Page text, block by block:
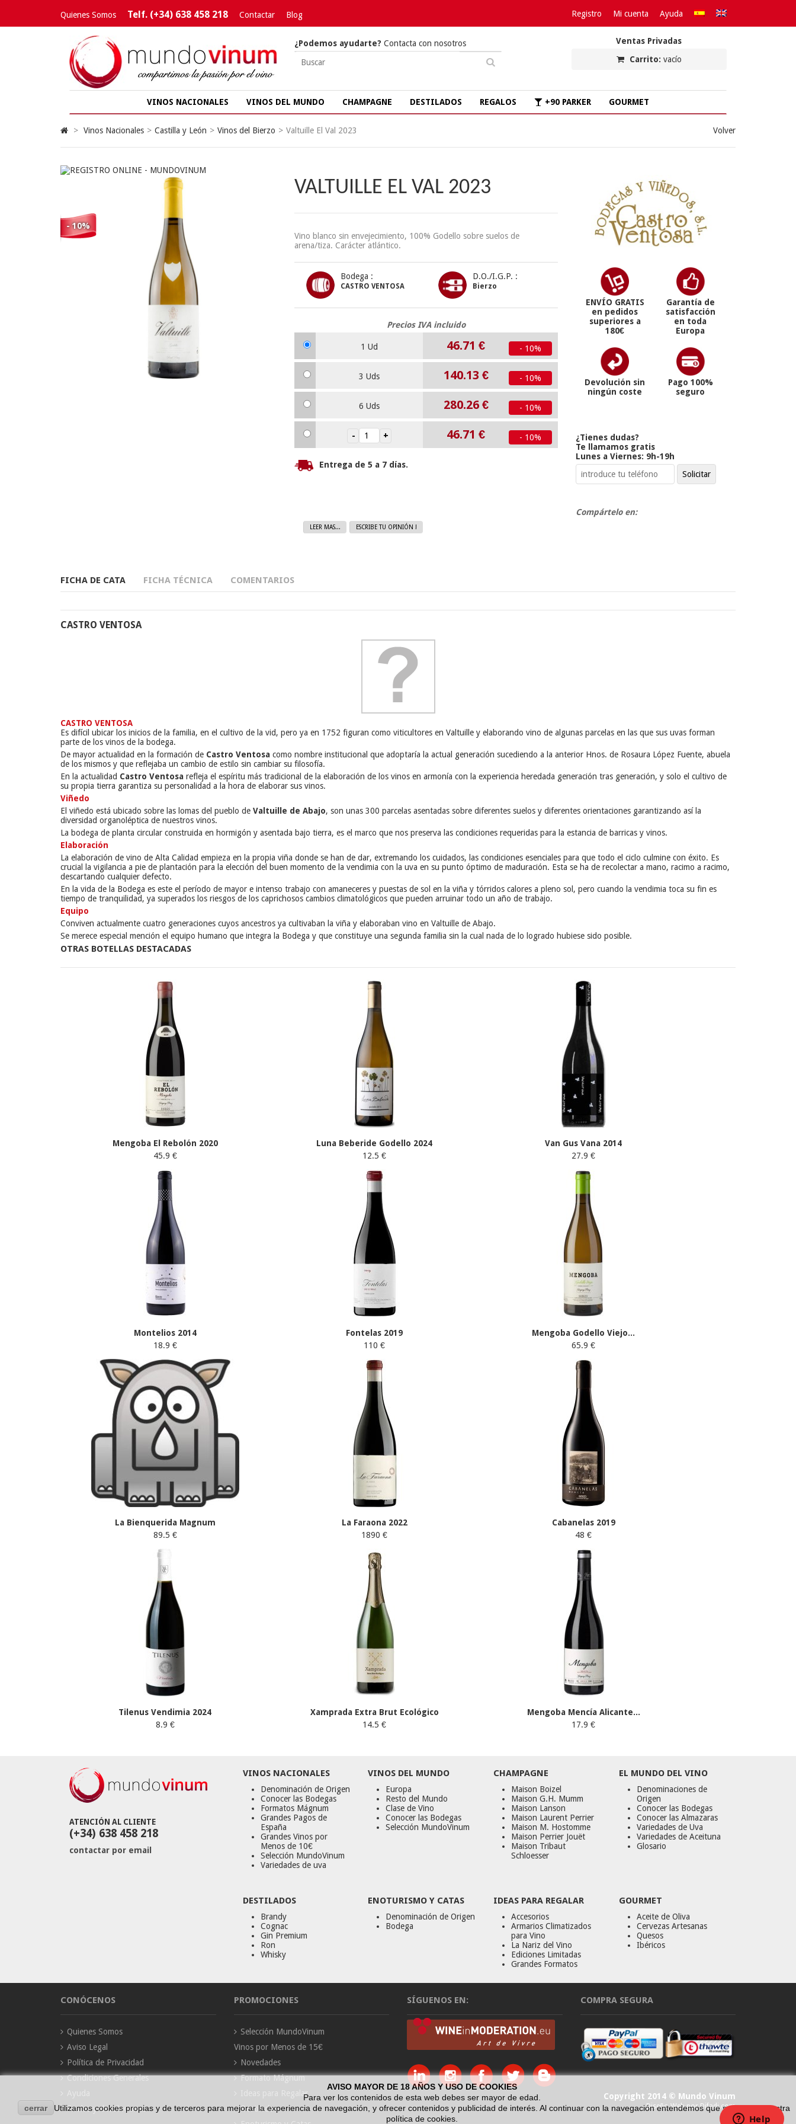
Quienes Somos Telf. (+34) 638 458 218 Contactar Blog Registro Mi cuenta Ayuda
Ventas Privadas
Carrito: vacío
¿Podemos ayudarte? Contacta con nosotros
VINOS NACIONALES VINOS DEL MUNDO CHAMPAGNE DESTILADOS REGALOS +90 PARKER GOURMET
> Vinos Nacionales > Castilla y León > Vinos del Bierzo > Valtuille El Val 2023 Volver
- 10%
VALTUILLE EL VAL 2023
Vino blanco sin envejecimiento, 100% Godello sobre suelos de
arena/tiza. Carácter atlántico.
Bodega :
CASTRO VENTOSA
D.O./I.G.P. :
Bierzo
Precios IVA incluido
1 Ud 46.71€ - 10%
3 Uds 140.13 € - 10%
6 Uds 280.26 € - 10%
46.71€ - 10%
Entrega de 5 a 7 días.
LEER MAS... ESCRIBE TU OPINIÓN !
ENVÍO GRATIS
en pedidos
superiores a
180€
Garantía de
satisfacción
en toda
Europa
Devolución sin
ningún coste
Pago 100%
seguro
¿Tienes dudas?
Te llamamos gratis
Lunes a Viernes: 9h-19h
Compártelo en:
FICHA DE CATA FICHA TÉCNICA COMENTARIOS
CASTRO VENTOSA
CASTRO VENTOSA
Es difícil ubicar los inicios de la familia, en el cultivo de la vid, pero ya en 1752 figuran como viticultores en Valtuille y elaborando vino de algunas parcelas en las que sus uvas forman
parte de los vinos de la bodega.
De mayor actualidad en la formación de Castro Ventosa como nombre institucional que adoptaría la actual generación sucediendo a la anterior Hnos. de Rosaura López Fuente, abuela
de los mismos y que reflejaba un cambio de estilo sin cambiar su filosofía.
En la actualidad Castro Ventosa refleja el espíritu más tradicional de la elaboración de los vinos en armonía con la experiencia heredada generación tras generación, y solo el cultivo de
su propia tierra garantiza su personalidad a la hora de elaborar sus vinos.
Viñedo
El viñedo está ubicado sobre las lomas del pueblo de Valtuille de Abajo, son unas 300 parcelas asentadas sobre diferentes suelos y diferentes orientaciones garantizando así la
diversidad organoléptica de nuestros vinos.
La bodega de planta circular construida en hormigón y asentada bajo tierra, es el marco que nos preserva las condiciones requeridas para la estancia de barricas y vinos.
Elaboración
La elaboración de vino de Alta Calidad empieza en la propia viña donde se han de dar, extremando los cuidados, las condiciones esenciales para que todo el ciclo culmine con éxito. Es
crucial la vigilancia a pie de plantación para la elección del buen momento de la vendimia con la uva en su punto óptimo de maduración. Esta se ha de recolectar a mano, racimo a racimo,
descartando cualquier defecto.
En la vida de la Bodega es este el período de mayor e intenso trabajo con amaneceres y puestas de sol en la viña y tórridos calores a pleno sol, pero cuando la vendimia toca su fin es
tiempo de tranquilidad, ya superados los riesgos de los caprichosos cambios climatológicos que pueden arruinar todo un año de trabajo.
Equipo
Conviven actualmente cuatro generaciones cuyos ancestros ya cultivaban la viña y elaboraban vino en Valtuille de Abajo.
Se merece especial mención el equipo humano que integra la Bodega y que constituye una segunda familia sin la cual nada de lo logrado hubiese sido posible.
OTRAS BOTELLAS DESTACADAS
Mengoba El Rebolón 2020
45.9 €
Luna Beberide Godello 2024
12.5 €
Van Gus Vana 2014
27.9 €
Montelios 2014
18.9 €
Fontelas 2019
110 €
Mengoba Godello Viejo...
65.9 €
La Bienquerida Magnum
89.5 €
La Faraona 2022
1890 €
Cabanelas 2019
48 €
Tilenus Vendimia 2024
8.9 €
Xamprada Extra Brut Ecológico
14.5 €
Mengoba Mencía Alicante...
17.9 €
ATENCIÓN AL CLIENTE
(+34) 638 458 218
contactar por email
VINOS NACIONALES
Denominación de Origen
Conocer las Bodegas
Formatos Mágnum
Grandes Pagos de
España
Grandes Vinos por
Menos de 10€
Selección MundoVinum
Variedades de uva
VINOS DEL MUNDO
Europa
Resto del Mundo
Clase de Vino
Conocer las Bodegas
Selección MundoVinum
CHAMPAGNE
Maison Boizel
Maison G.H. Mumm
Maison Lanson
Maison Laurent Perrier
Maison M. Hostomme
Maison Perrier Jouët
Maison Tribaut
Schloesser
EL MUNDO DEL VINO
Denominaciones de
Origen
Conocer las Bodegas
Conocer las Almazaras
Variedades de Uva
Variedades de Aceituna
Glosario
DESTILADOS
Brandy
Cognac
Gin Premium
Ron
Whisky
ENOTURISMO Y CATAS
Denominación de Origen
Bodega
IDEAS PARA REGALAR
Accesorios
Armarios Climatizados
para Vino
La Nariz del Vino
Ediciones Limitadas
Grandes Formatos
GOURMET
Aceite de Oliva
Cervezas Artesanas
Quesos
Ibéricos
CONÓCENOS
Quienes Somos
Aviso Legal
Política de Privacidad
Condiciones Generales
Envíos y devoluciones
PROMOCIONES
Selección MundoVinum
Vinos por Menos de 15€
Novedades
Formato Mágnum
Ideas para Regalar
Destilados
SÍGUENOS EN: COMPRA SEGURA
cerrar
AVISO MAYOR DE 18 AÑOS Y USO DE COOKIES
Para ver los contenidos de esta web debes ser mayor de edad.
Utilizamos cookies propias y de terceros para mejorar la experiencia de navegación, y ofrecer contenidos y publicidad de interés. Al continuar con la navegación entendemos que se acepta nuestra
política de cookies.
Copyright 2014 © Mundo Vinum
Diseño Web por Difadi.com